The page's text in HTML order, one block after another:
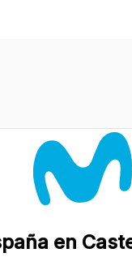
en